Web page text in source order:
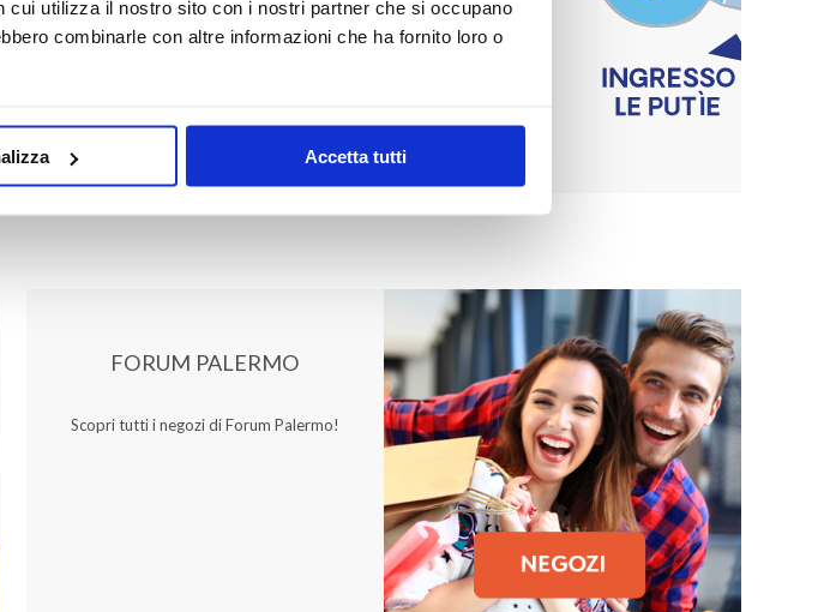
utilizza il nostro sito con i nostri partner che si occupano
combinarle con altre informazioni che ha fornito loro o
Accetta tutti
FORUM PALERMO
Scopri tutti i negozi di Forum Palermo!